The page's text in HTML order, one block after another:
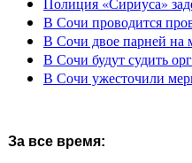
В Сочи проводится
В Сочи двое парней на
В Сочи будут судить
В Сочи ужесточили
За все время: